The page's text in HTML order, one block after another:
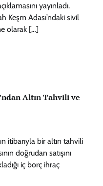
yayınladı.
Keşm Adası’ndaki sivil
olarak […]
Altın Tahvili ve
itibarıyla bir altın tahvili
doğrudan satışını
iç borç ihraç